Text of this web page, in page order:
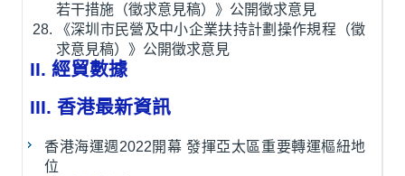
若干措施（徵求意見稿）》公開徵求意見
《深圳市民營及中小企業扶持計劃操作規程（徵
求意見稿）》公開徵求意見
II. 經貿數據
III. 香港最新資訊
香港海運週2022開幕 發揮亞太區重要轉運樞紐地
位